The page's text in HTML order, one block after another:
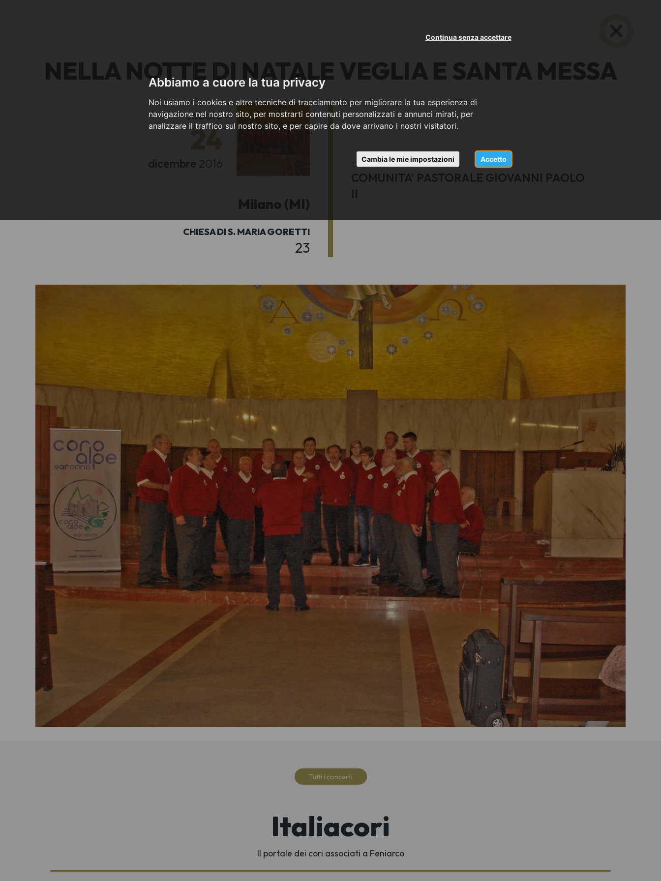
Abbiamo a cuore la tua privacy
Noi usiamo i cookies e altre tecniche di tracciamento per migliorare la tua esperienza di
navigazione nel nostro sito, per mostrarti contenuti personalizzati e annunci mirati, per
analizzare il traffico sul nostro sito, e per capire da dove arrivano i nostri visitatori.
Accetto
Continua senza accettare
Cambia le mie impostazioni
NELLA NOTTE DI NATALE VEGLIA E SANTA MESSA
sabato
24
dicembre 2016
Milano (MI)
CHIESA DI S. MARIA GORETTI
23
Organizzato da
COMUNITA' PASTORALE GIOVANNI PAOLO
II
Tutti i concerti
Italiacori
Il portale dei cori associati a Feniarco